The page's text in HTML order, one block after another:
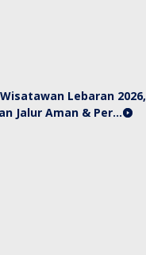
Lebaran 2026,
Jalur Aman & Per…